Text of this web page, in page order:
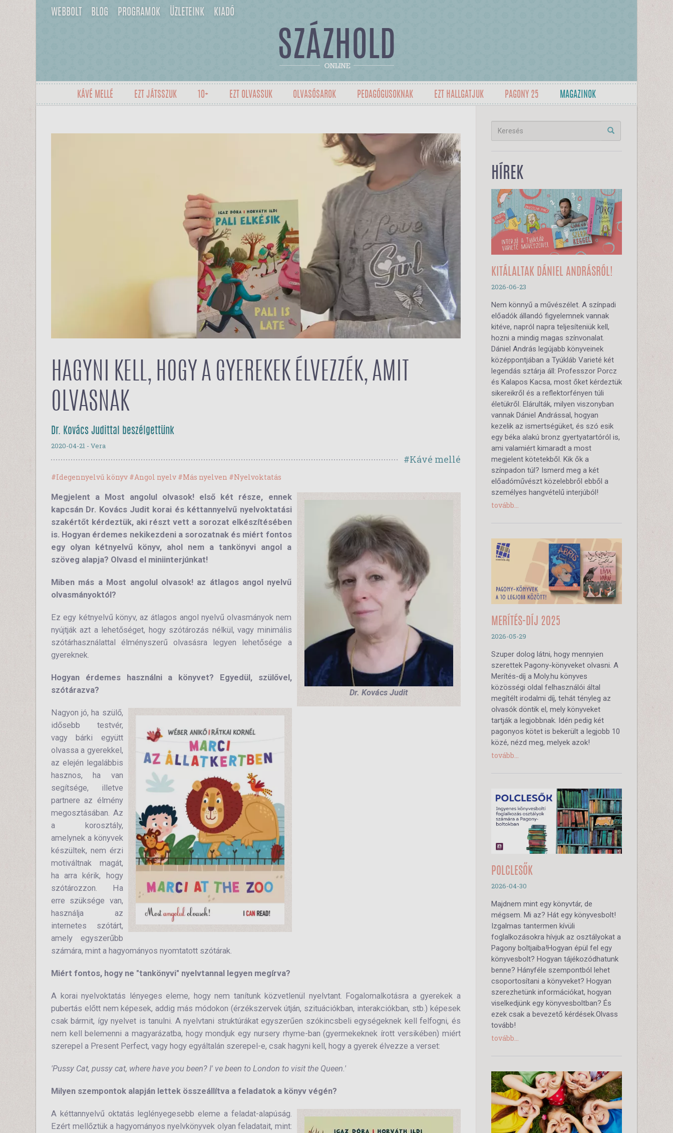
WEBBOLT BLOG PROGRAMOK ÜZLETEINK KIADÓ
KÁVÉ MELLÉ EZT JÁTSSZUK 10+ EZT OLVASSUK OLVASÓSAROK PEDAGÓGUSOKNAK EZT HALLGATJUK PAGONY 25 MAGAZINOK
HAGYNI KELL, HOGY A GYEREKEK ÉLVEZZÉK, AMIT
OLVASNAK
Dr. Kovács Judittal beszélgettünk
2020-04-21 - Vera
#Kávé mellé
#Idegennyelvű könyv #Angol nyelv #Más nyelven #Nyelvoktatás
Dr. Kovács Judit
Megjelent a Most angolul olvasok! első két része, ennek
kapcsán Dr. Kovács Judit korai és kéttannyelvű nyelvoktatási
szakértőt kérdeztük, aki részt vett a sorozat elkészítésében
is. Hogyan érdemes nekikezdeni a sorozatnak és miért fontos
egy olyan kétnyelvű könyv, ahol nem a tankönyvi angol a
szöveg alapja? Olvasd el miniinterjúnkat!
Miben más a Most angolul olvasok! az átlagos angol nyelvű
olvasmányoktól?
Ez egy kétnyelvű könyv, az átlagos angol nyelvű olvasmányok nem
nyújtják azt a lehetőséget, hogy szótározás nélkül, vagy minimális
szótárhasználattal élményszerű olvasásra legyen lehetősége a
gyereknek.
Hogyan érdemes használni a könyvet? Egyedül, szülővel,
szótárazva?
Nagyon jó, ha szülő,
idősebb testvér,
vagy bárki együtt
olvassa a gyerekkel,
az elején legalábbis
hasznos, ha van
segítsége, illetve
partnere az élmény
megosztásában. Az
a korosztály,
amelynek a könyvek
készültek, nem érzi
motiváltnak magát,
ha arra kérik, hogy
szótározzon. Ha
erre szüksége van,
használja az
internetes szótárt,
amely egyszerűbb
számára, mint a hagyományos nyomtatott szótárak.
Miért fontos, hogy ne "tankönyvi" nyelvtannal legyen megírva?
A korai nyelvoktatás lényeges eleme, hogy nem tanítunk közvetlenül nyelvtant. Fogalomalkotásra a gyerekek a
pubertás előtt nem képesek, addig más módokon (érzékszervek útján, szituációkban, interakciókban, stb.) képesek
csak bármit, így nyelvet is tanulni. A nyelvtani struktúrákat egyszerűen szókincsbeli egységeknek kell felfogni, és
nem kell belemenni a magyarázatba, hogy mondjuk egy nursery rhyme-ban (gyermekeknek írott versikében) miért
szerepel a Present Perfect, vagy hogy egyáltalán szerepel-e, csak hagyni kell, hogy a gyerek élvezze a verset:
'Pussy Cat, pussy cat, where have you been? I' ve been to London to visit the Queen.'
Milyen szempontok alapján lettek összeállítva a feladatok a könyv végén?
A kéttannyelvű oktatás leglényegesebb eleme a feladat-alapúság.
Ezért mellőztük a hagyományos nyelvkönyvek olyan feladatait, mint:
HÍREK
KITÁLALTAK DÁNIEL ANDRÁSRÓL!
2026-06-23
Nem könnyű a művészélet. A színpadi
előadók állandó figyelemnek vannak
kitéve, napról napra teljesíteniük kell,
hozni a mindig magas színvonalat.
Dániel András legújabb könyveinek
középpontjában a Tyúkláb Varieté két
legendás sztárja áll: Professzor Porcz
és Kalapos Kacsa, most őket kérdeztük
sikereikről és a reflektorfényen túli
életükről. Elárulták, milyen viszonyban
vannak Dániel Andrással, hogyan
kezelik az ismertségüket, és szó esik
egy béka alakú bronz gyertyatartóról is,
ami valamiért kimaradt a most
megjelent kötetekből. Kik ők a
színpadon túl? Ismerd meg a két
előadóművészt közelebbről ebből a
személyes hangvételű interjúból!
tovább...
MERÍTÉS-DÍJ 2025
2026-05-29
Szuper dolog látni, hogy mennyien
szerettek Pagony-könyveket olvasni. A
Merítés-díj a Moly.hu könyves
közösségi oldal felhasználói által
megítélt irodalmi díj, tehát tényleg az
olvasók döntik el, mely könyveket
tartják a legjobbnak. Idén pedig két
pagonyos kötet is bekerült a legjobb 10
közé, nézd meg, melyek azok!
tovább...
POLCLESŐK
2026-04-30
Majdnem mint egy könyvtár, de
mégsem. Mi az? Hát egy könyvesbolt!
Izgalmas tantermen kívüli
foglalkozásokra hívjuk az osztályokat a
Pagony boltjaiba!Hogyan épül fel egy
könyvesbolt? Hogyan tájékozódhatunk
benne? Hányféle szempontból lehet
csoportosítani a könyveket? Hogyan
szerezhetünk információkat, hogyan
viselkedjünk egy könyvesboltban? És
ezek csak a bevezető kérdések.Olvass
tovább!
tovább...